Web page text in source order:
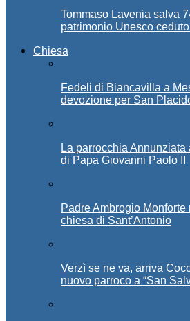
Tommaso Lavenia salva
patrimonio Unesco
Chiesa
Fedeli di Biancavilla a
devozione per San
La parrocchia
di Papa Giovanni Paolo II
Padre Ambrogio
chiesa di Sant’Antonio
Verzì se ne va, arriva
nuovo parroco a “San